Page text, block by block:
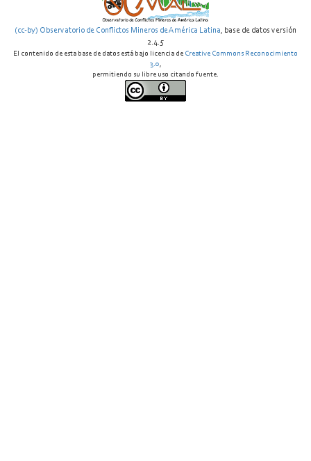
(cc-by) Observatorio de Conflictos Mineros de América Latina, base de datos versión
2.4.5
El contenido de esta base de datos está bajo licencia de Creative Commons Reconocimiento
3.0,
permitiendo su libre uso citando fuente.